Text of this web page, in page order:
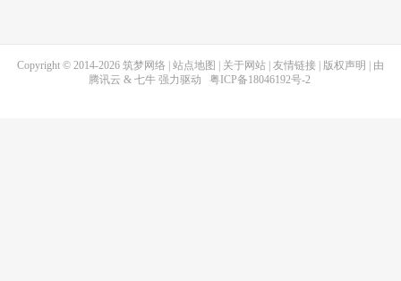
Copyright © 2014-2026 筑梦网络 站点地图 关于网站 友情链接 版权声明
| 由
腾讯云 & 七牛强力驱动 粤ICP备18046192号-2